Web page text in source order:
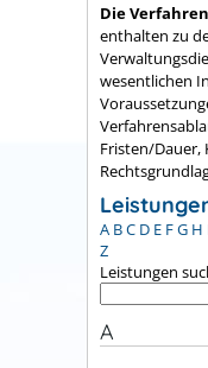
Die
enthalten zu
wesentlichen
Fristen/Dauer,
A BC D E FG H
Z
Leistungen
A